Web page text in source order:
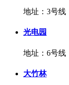
地址：3号线
光电园
地址：6号线
大竹林